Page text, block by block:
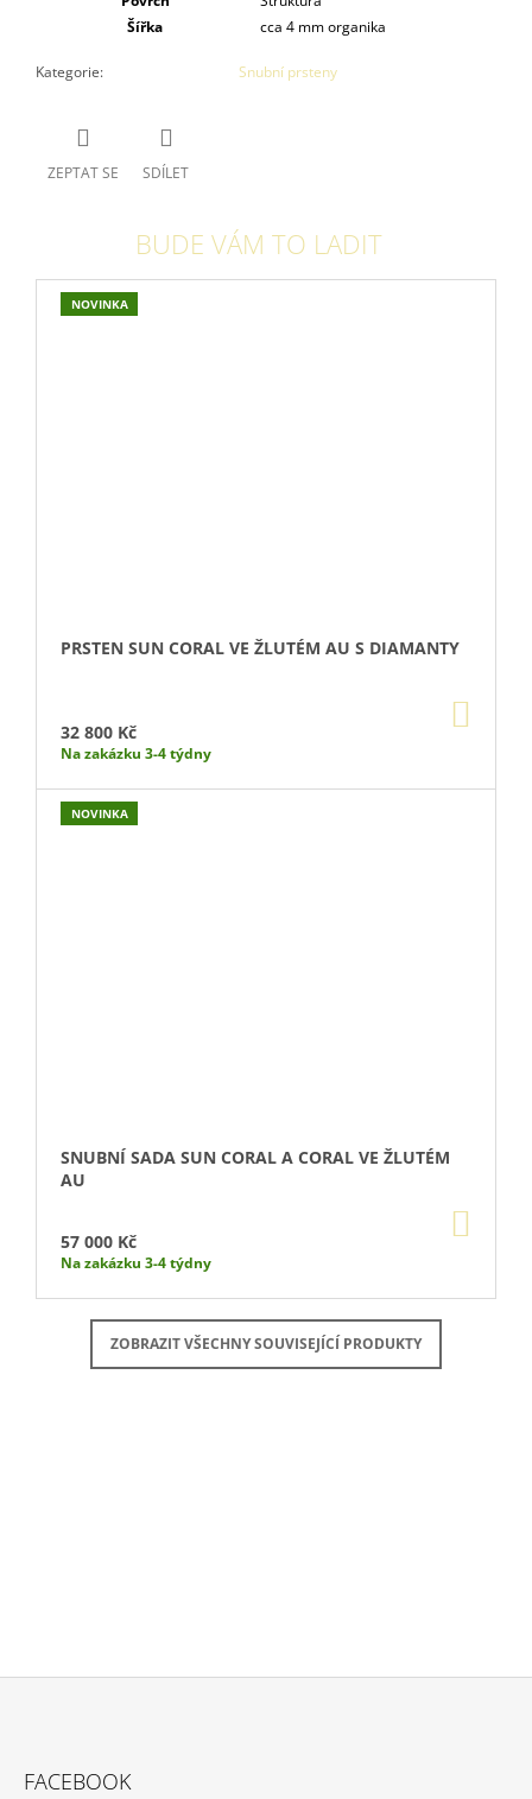
Šířka
cca 4 mm organika
Kategorie: Snubní prsteny
ZEPTAT SE SDÍLET
NOVINKA
PRSTEN SUN CORAL VE ŽLUTÉM AU S DIAMANTY
32 800 Kč
Na zakázku 3-4 týdny
NOVINKA
SNUBNÍ SADA SUN CORAL A CORAL VE ŽLUTÉM
AU
57 000 Kč
Na zakázku 3-4 týdny
ZOBRAZIT VŠECHNY SOUVISEJÍCÍ PRODUKTY
BUDE VÁM TO LADIT
FACEBOOK